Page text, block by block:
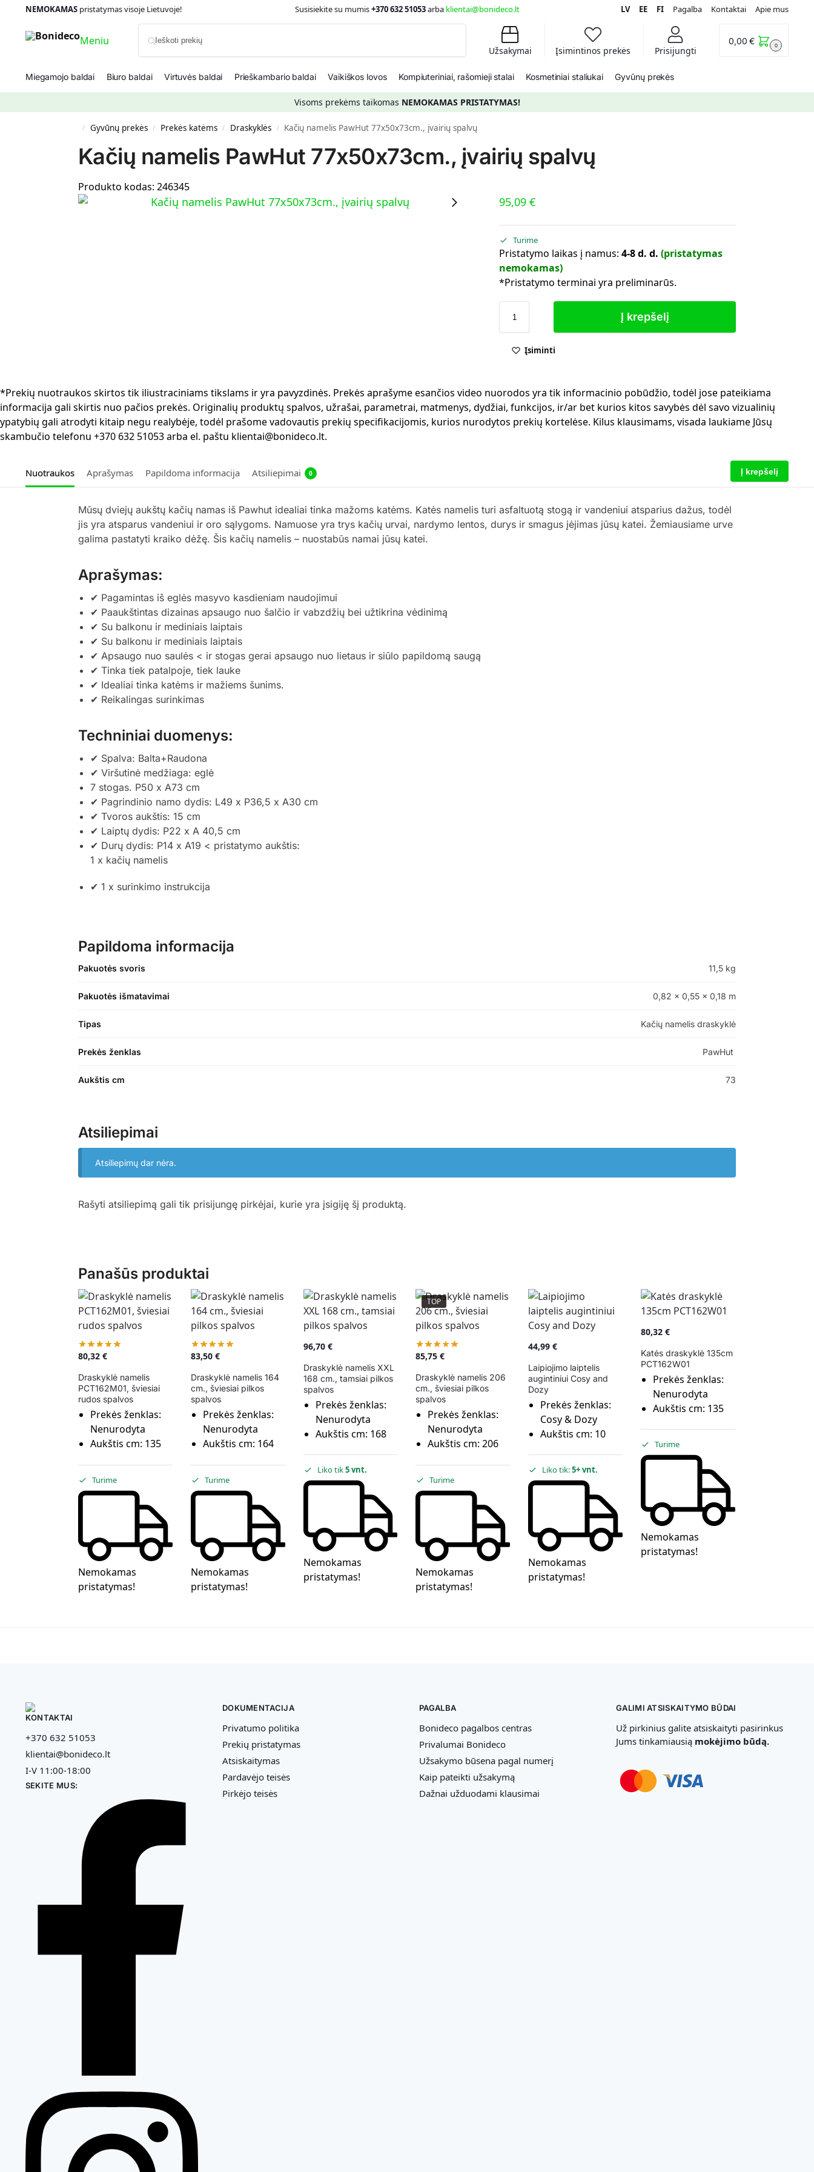
NEMOKAMASpristatymas visoje Lietuvoje! Susisiekite su mumis+370 632 51053arba klientai@bonideco.lt LV EE FI Pagalba Kontaktai Apie mus
Meniu
Užsakymai Įsimintinos prekės Prisijungti
0,00€ 0
Miegamojo baldai Biuro baldai Virtuvės baldai Prieškambario baldai Vaikiškos lovos Kompiuteriniai, rašomieji stalai Kosmetiniai staliukai Gyvūnų prekės
Visoms prekėms taikomas NEMOKAMAS PRISTATYMAS!
/ Gyvūnų prekės / Prekės katėms / Draskyklės / Kačių namelis PawHut 77x50x73cm., įvairių spalvų
Kačių namelis PawHut 77x50x73cm., įvairių spalvų
Produkto kodas: 246345
95,09€
Turime
Pristatymo laikas į namus:4-8 d. d. (pristatymas
nemokamas)
*Pristatymo terminai yra preliminarūs.
Į krepšelį
Įsiminti
*Prekių nuotraukos skirtos tik iliustraciniams tikslams ir yra pavyzdinės. Prekės aprašyme esančios video nuorodos yra tik informacinio pobūdžio, todėl jose pateikiama
informacija gali skirtis nuo pačios prekės. Originalių produktų spalvos, užrašai, parametrai, matmenys, dydžiai, funkcijos, ir/ar bet kurios kitos savybės dėl savo vizualinių
ypatybių gali atrodyti kitaip negu realybėje, todėl prašome vadovautis prekių specifikacijomis, kurios nurodytos prekių kortelėse. Kilus klausimams, visada laukiame Jūsų
skambučio telefonu +370 632 51053 arba el. paštu klientai@bonideco.lt.
Nuotraukos Aprašymas Papildoma informacija Atsiliepimai 0 Į krepšelį
Mūsų dviejų aukštų kačių namas iš Pawhut idealiai tinka mažoms katėms. Katės namelis turi asfaltuotą stogą ir vandeniui atsparius dažus, todėl
jis yra atsparus vandeniui ir oro sąlygoms. Namuose yra trys kačių urvai, nardymo lentos, durys ir smagus įėjimas jūsų katei. Žemiausiame urve
galima pastatyti kraiko dėžę. Šis kačių namelis – nuostabūs namai jūsų katei.
Aprašymas:
✔ Pagamintas iš eglės masyvo kasdieniam naudojimui
✔ Paaukštintas dizainas apsaugo nuo šalčio ir vabzdžių bei užtikrina vėdinimą
✔ Su balkonu ir mediniais laiptais
✔ Su balkonu ir mediniais laiptais
✔ Apsaugo nuo saulės < ir stogas gerai apsaugo nuo lietaus ir siūlo papildomą saugą
✔ Tinka tiek patalpoje, tiek lauke
✔ Idealiai tinka katėms ir mažiems šunims.
✔ Reikalingas surinkimas
Techniniai duomenys:
✔ Spalva: Balta+Raudona
✔ Viršutinė medžiaga: eglė
7 stogas. P50 x A73 cm
✔ Pagrindinio namo dydis: L49 x P36,5 x A30 cm
✔ Tvoros aukštis: 15 cm
✔ Laiptų dydis: P22 x A 40,5 cm
✔ Durų dydis: P14 x A19 < pristatymo aukštis:
1 x kačių namelis
✔ 1 x surinkimo instrukcija
Papildoma informacija
Pakuotės svoris 11,5 kg
Pakuotės išmatavimai 0,82 × 0,55 × 0,18 m
Tipas Kačių namelis draskyklė
Prekės ženklas PawHut
Aukštis cm 73
Atsiliepimai
Atsiliepimų dar nėra.
Rašyti atsiliepimą gali tik prisijungę pirkėjai, kurie yra įsigiję šį produktą.
Panašūs produktai
80,32 €
Draskyklė namelis
PCT162M01, šviesiai
rudos spalvos
Prekės ženklas:
Nenurodyta
Aukštis cm: 135
Turime
Nemokamas
pristatymas!
83,50 €
Draskyklė namelis 164
cm., šviesiai pilkos
spalvos
Prekės ženklas:
Nenurodyta
Aukštis cm: 164
Turime
Nemokamas
pristatymas!
96,70 €
Draskyklė namelis XXL
168 cm., tamsiai pilkos
spalvos
Prekės ženklas:
Nenurodyta
Aukštis cm: 168
Liko tik5 vnt.
Nemokamas
pristatymas!
TOP
85,75€
Draskyklė namelis 206
cm., šviesiai pilkos
spalvos
Prekės ženklas:
Nenurodyta
Aukštis cm:206
Turime
Nemokamas
pristatymas!
44,99€
Laipiojimo laiptelis
augintiniui Cosy and
Dozy
Prekės ženklas:
Cosy & Dozy
Aukštis cm: 10
Liko tik:5+ vnt.
Nemokamas
pristatymas!
80,32 €
Katės draskyklė 135cm
PCT162W01
Prekės ženklas:
Nenurodyta
Aukštis cm: 135
Turime
Nemokamas
pristatymas!
KONTAKTAI
+370 632 51053
klientai@bonideco.lt
I-V 11:00-18:00
SEKITE MUS:
DOKUMENTACIJA
Privatumo politika
Prekių pristatymas
Atsiskaitymas
Pardavėjo teisės
Pirkėjo teisės
PAGALBA
Bonideco pagalbos centras
Privalumai Bonideco
Užsakymo būsena pagal numerį
Kaip pateikti užsakymą
Dažnai užduodami klausimai
GALIMI ATSISKAITYMO BŪDAI
Už pirkinius galite atsiskaityti pasirinkus
Jums tinkamiausią mokėjimo būdą.